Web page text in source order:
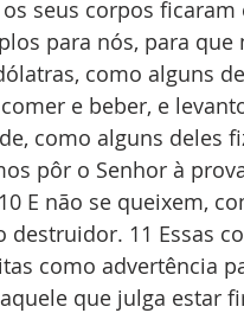
seus corpos ficaram
para nós, para
como alguns
e beber, e
como alguns deles
pôr o Senhor à
E não se queixem,
11 Essas
como advertência
que julga estar